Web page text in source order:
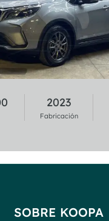
2023
Fabricación
2020
Fabricación
SOBRE KOOPA